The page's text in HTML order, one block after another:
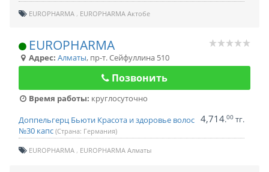
EUROPHARMA EUROPHARMA Актобе
EUROPHARMA
Адрес: Алматы, пр-т. Сейфуллина 510
Позвонить
Время работы: круглосуточно
Доппельгерц Бьюти Красота и здоровье волос
№30 капс (Страна: Германия)
4,714.00 тг.
EUROPHARMA EUROPHARMA Алматы